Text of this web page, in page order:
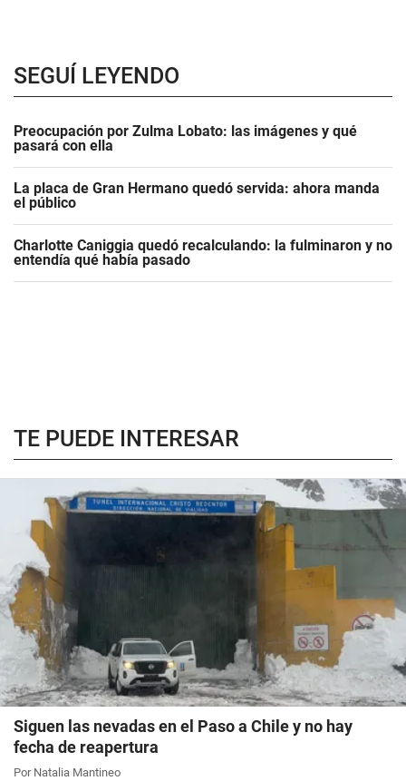
SEGUÍ LEYENDO
Preocupación por Zulma Lobato: las imágenes y qué
pasará con ella
La placa de Gran Hermano quedó servida: ahora manda
el público
Charlotte Caniggia quedó recalculando: la fulminaron y no
entendía qué había pasado
TE PUEDE INTERESAR
Siguen las nevadas en el Paso a Chile y no hay
fecha de reapertura
Por Natalia Mantineo